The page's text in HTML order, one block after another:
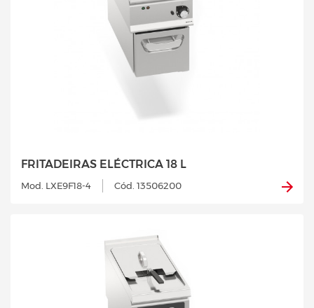
FRITADEIRAS ELÉCTRICA 18 L
Mod. LXE9F18-4 Cód. 13506200